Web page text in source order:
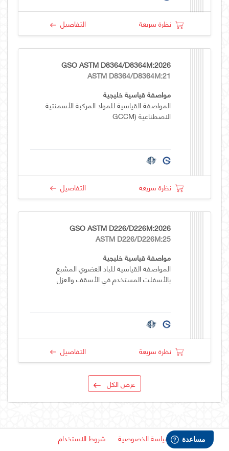
نظرة سريعة التفاصيل
GSO ASTM D8364/D8364M:2026
ASTM D8364/D8364M:21
مواصفة قياسية خليجية
المواصفة القياسية للمواد المركبة الأسمنتية
الاصطناعية (GCCM
نظرة سريعة التفاصيل
GSO ASTM D226/D226M:2026
ASTM D226/D226M:25
مواصفة قياسية خليجية
المواصفة القياسية للباد العضوي المشبع
بالأسفلت المستخدم في الأسقف والعزل
نظرة سريعة التفاصيل
عرض الكل
سياسة الخصوصية
شروط الاستخدام